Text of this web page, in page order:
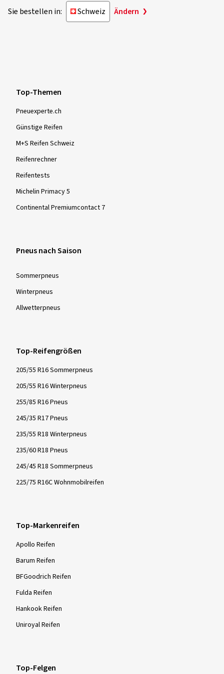
Sie bestellen in: Schweiz Ändern
Top-Themen
Pneuexperte.ch
Günstige Reifen
M+S Reifen Schweiz
Reifenrechner
Reifentests
Michelin Primacy 5
Continental Premiumcontact 7
Pneus nach Saison
Sommer­pneus
Winter­pneus
Allwetter­pneus
Top-Reifengrößen
205/55 R16 Sommerpneus
205/55 R16 Winterpneus
255/85 R16 Pneus
245/35 R17 Pneus
235/55 R18 Winterpneus
235/60 R18 Pneus
245/45 R18 Sommerpneus
225/75 R16C Wohnmobilreifen
Top-Markenreifen
Apollo Reifen
Barum Reifen
BFGoodrich Reifen
Fulda Reifen
Hankook Reifen
Uniroyal Reifen
Top-Felgen